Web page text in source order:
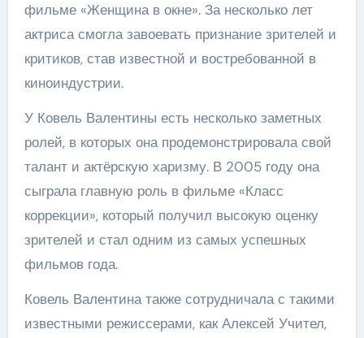
фильме «Женщина в окне». За несколько лет
актриса смогла завоевать признание зрителей и
критиков, став известной и востребованной в
киноиндустрии.
У Ковель Валентины есть несколько заметных
ролей, в которых она продемонстрировала свой
талант и актёрскую харизму. В 2005 году она
сыграла главную роль в фильме «Класс
коррекции», который получил высокую оценку
зрителей и стал одним из самых успешных
фильмов года.
Ковель Валентина также сотрудничала с такими
известными режиссерами, как Алексей Учител,